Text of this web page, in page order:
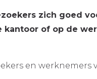
zich goed
of op de
en